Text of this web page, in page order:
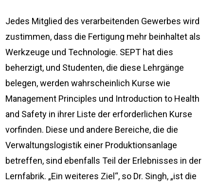
Jedes Mitglied des verarbeitenden Gewerbes wird
zustimmen, dass die Fertigung mehr beinhaltet als
Werkzeuge und Technologie. SEPT hat dies
beherzigt, und Studenten, die diese Lehrgänge
belegen, werden wahrscheinlich Kurse wie
Management Principles und Introduction to Health
and Safety in ihrer Liste der erforderlichen Kurse
vorfinden. Diese und andere Bereiche, die die
Verwaltungslogistik einer Produktionsanlage
betreffen, sind ebenfalls Teil der Erlebnisses in der
Lernfabrik. „Ein weiteres Ziel“, so Dr. Singh, „ist die